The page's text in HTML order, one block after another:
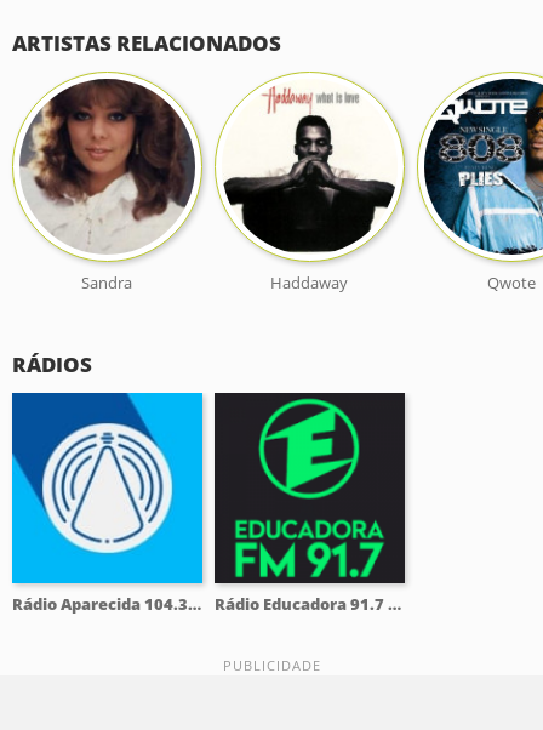
ARTISTAS RELACIONADOS
Sandra Haddaway Qwote
RÁDIOS
Rádio Aparecida 104.3 FM Rádio Educadora 91.7 FM